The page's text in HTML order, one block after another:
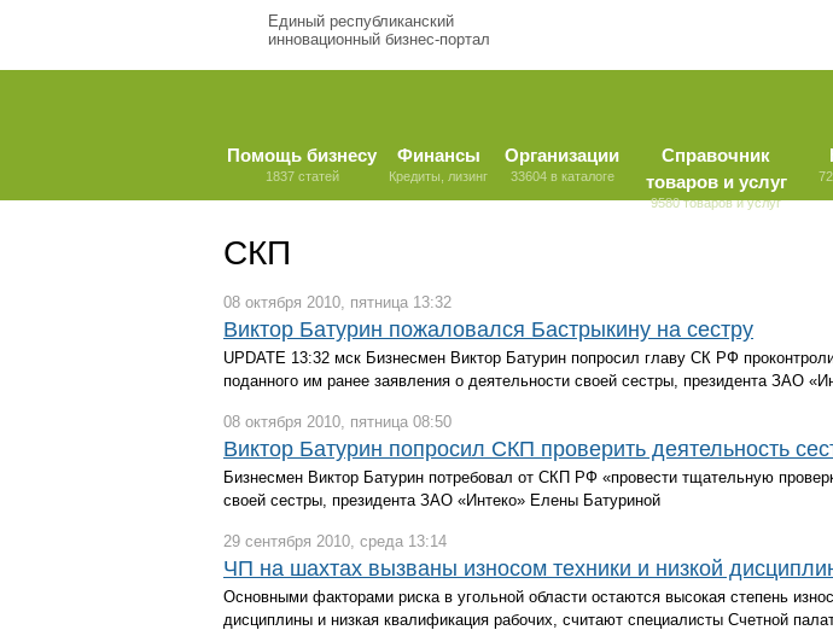
Единый республиканский
инновационный бизнес-портал
Помощь бизнесу
1837 статей
Финансы
Кредиты, лизинг
Организации
33604 в каталоге
Справочник
товаров и услуг
9580 товаров и услуг
СКП
08 октября 2010, пятница 13:32
Виктор Батурин пожаловался Бастрыкину на сестру
UPDATE 13:32 мск Бизнесмен Виктор Батурин попросил главу СК РФ
поданного им ранее заявления о деятельности своей сестры, президента ЗАО
08 октября 2010, пятница 08:50
Виктор Батурин попросил СКП проверить деятельность
Бизнесмен Виктор Батурин потребовал от СКП РФ «провести тщательную
своей сестры, президента ЗАО «Интеко» Елены Батуриной
29 сентября 2010, среда 13:14
ЧП на шахтах вызваны износом техники и низкой
Основными факторами риска в угольной области остаются высокая степень
дисциплины и низкая квалификация рабочих, считают специалисты Счетной